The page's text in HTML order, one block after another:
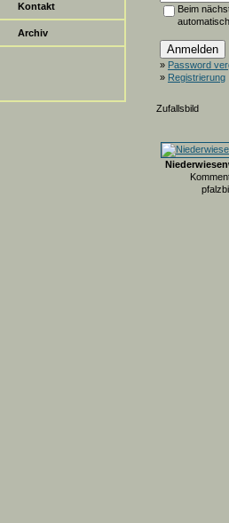
Kontakt
Archiv
Beim
» Password
» Registrierung
Zufallsbild